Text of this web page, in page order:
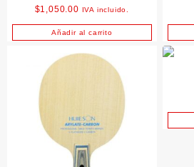
AR+
$1,050.00 IVA incluido.
Añadir al carrito